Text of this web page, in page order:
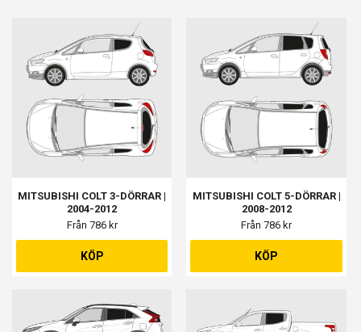
MITSUBISHI COLT 3-DÖRRAR |
2004-2012
Från 786 kr
KÖP
MITSUBISHI COLT 5-DÖRRAR |
2008-2012
Från 786 kr
KÖP